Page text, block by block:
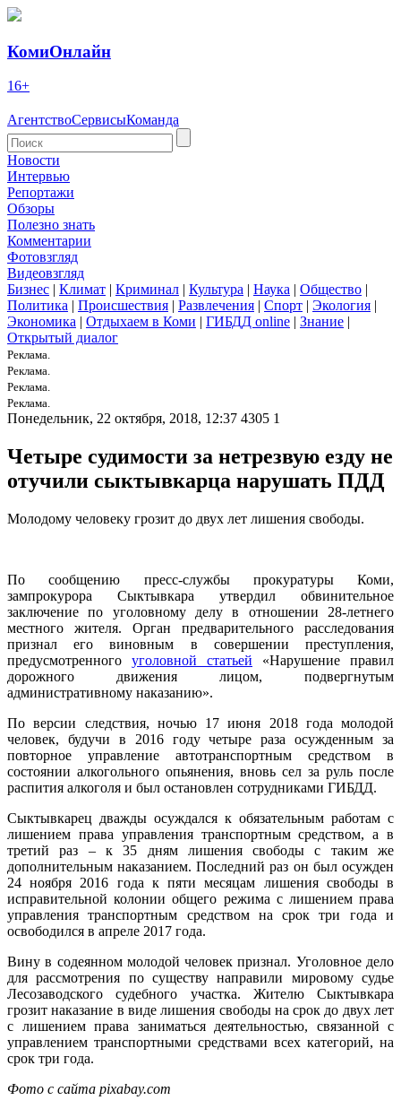
КомиОнлайн
16+
АгентствоСервисыКоманда
Новости
Интервью
Репортажи
Обзоры
Полезно знать
Комментарии
Фотовзгляд
Видеовзгляд
Бизнес | Климат | Криминал | Культура | Наука | Общество |
Политика | Происшествия | Развлечения | Спорт | Экология |
Экономика | Отдыхаем в Коми | ГИБДД online | Знание |
Открытый диалог
Реклама.
Реклама.
Реклама.
Реклама.
Понедельник, 22 октября, 2018, 12:37 4305 1
Четыре судимости за нетрезвую езду не
отучили сыктывкарца нарушать ПДД
Молодому человеку грозит до двух лет лишения свободы.
По сообщению пресс-службы прокуратуры Коми,
зампрокурора Сыктывкара утвердил обвинительное
заключение по уголовному делу в отношении 28-летнего
местного жителя. Орган предварительного расследования
признал его виновным в совершении преступления,
предусмотренного уголовной статьей «Нарушение правил
дорожного движения лицом, подвергнутым
административному наказанию».
По версии следствия, ночью 17 июня 2018 года молодой
человек, будучи в 2016 году четыре раза осужденным за
повторное управление автотранспортным средством в
состоянии алкогольного опьянения, вновь сел за руль после
распития алкоголя и был остановлен сотрудниками ГИБДД.
Сыктывкарец дважды осуждался к обязательным работам с
лишением права управления транспортным средством, а в
третий раз – к 35 дням лишения свободы с таким же
дополнительным наказанием. Последний раз он был осужден
24 ноября 2016 года к пяти месяцам лишения свободы в
исправительной колонии общего режима с лишением права
управления транспортным средством на срок три года и
освободился в апреле 2017 года.
Вину в содеянном молодой человек признал. Уголовное дело
для рассмотрения по существу направили мировому судье
Лесозаводского судебного участка. Жителю Сыктывкара
грозит наказание в виде лишения свободы на срок до двух лет
с лишением права заниматься деятельностью, связанной с
управлением транспортными средствами всех категорий, на
срок три года.
Фото с сайта pixabay.com